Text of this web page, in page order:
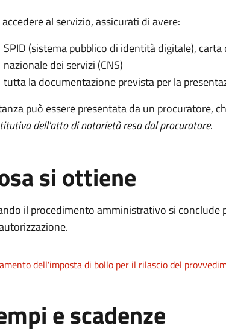
accedere al servizio, assicurati di avere:
SPID (sistema pubblico di identità digitale),
nazionale dei servizi (CNS)
tutta la documentazione prevista per la
può essere presentata da un procuratore,
dell'atto di notorietà resa dal procuratore.
si ottiene
il procedimento amministrativo si conclude
dell'imposta di bollo per il rilascio del
e scadenze